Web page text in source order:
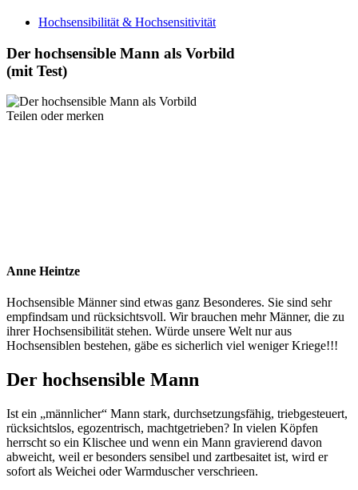
Hochsensibilität & Hochsensitivität
Der hochsensible Mann als Vorbild
(mit Test)
Teilen oder merken
Anne Heintze
Hochsensible Männer sind etwas ganz Besonderes. Sie sind sehr
empfindsam und rücksichtsvoll. Wir brauchen mehr Männer, die zu
ihrer Hochsensibilität stehen. Würde unsere Welt nur aus
Hochsensiblen bestehen, gäbe es sicherlich viel weniger Kriege!!!
Der hochsensible Mann
Ist ein „männlicher“ Mann stark, durchsetzungsfähig, triebgesteuert,
rücksichtslos, egozentrisch, machtgetrieben? In vielen Köpfen
herrscht so ein Klischee und wenn ein Mann gravierend davon
abweicht, weil er besonders sensibel und zartbesaitet ist, wird er
sofort als Weichei oder Warmduscher verschrieen.